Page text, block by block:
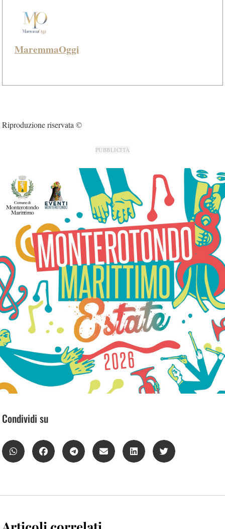
MaremmaOggi
Riproduzione riservata ©
PUBBLICITÀ
Condividi su